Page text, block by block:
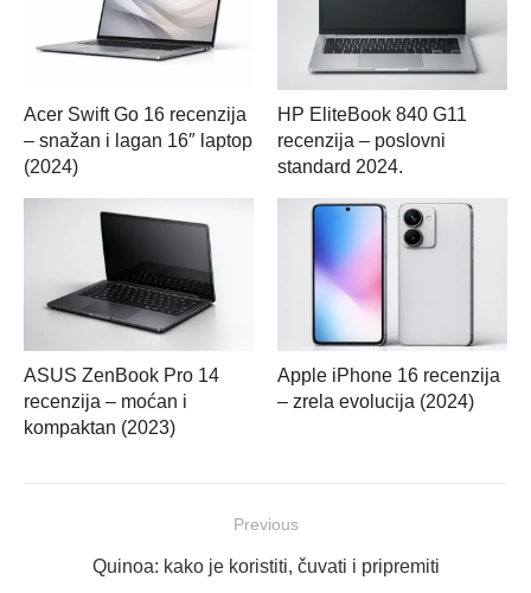
Acer Swift Go 16 recenzija
– snažan i lagan 16″ laptop
(2024)
HP EliteBook 840 G11
recenzija – poslovni
standard 2024.
ASUS ZenBook Pro 14
recenzija – moćan i
kompaktan (2023)
Apple iPhone 16 recenzija
– zrela evolucija (2024)
objava
Previous
Previous
Quinoa: kako je koristiti, čuvati i pripremiti